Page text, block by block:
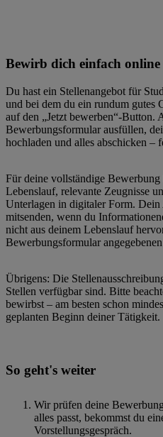
Bewirb dich einfach online
Du hast ein Stellenangebot für
und bei dem du ein rundum gutes
auf den „Jetzt bewerben“-Button.
Bewerbungsformular ausfüllen,
hochladen und alles abschicken –
Für deine vollständige
Lebenslauf, relevante Zeugnisse
Unterlagen in digitaler Form.
mitsenden, wenn du
nicht aus deinem Lebenslauf
Bewerbungsformular
Übrigens: Die
Stellen verfügbar sind. Bitte
bewirbst – am besten schon
geplanten Beginn deiner Tätigkeit.
So geht's weiter
Wir prüfen deine
alles passt, bekommst du
Vorstellungsgespräch.